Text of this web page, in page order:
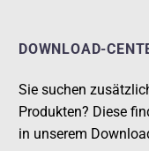
DOWNLOAD-
Sie suchen
Produkten? Diese
in unserem